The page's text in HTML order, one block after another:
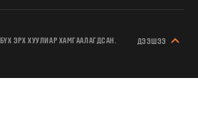
ЭРХ ХУУЛИАР ХАМГААЛАГДСАН. ДЭЭШЭЭ